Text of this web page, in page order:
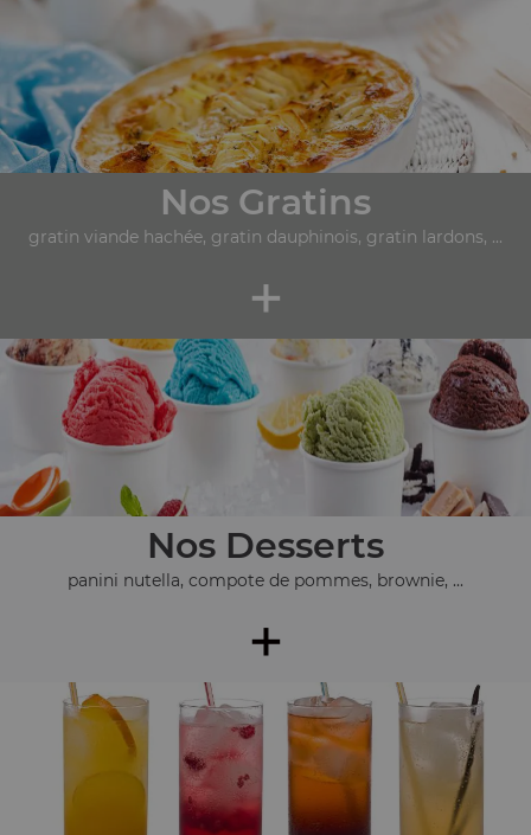
Nos Gratins
gratin viande hachée, gratin dauphinois, gratin lardons, ...
+
Nos Desserts
panini nutella, compote de pommes, brownie, ...
+